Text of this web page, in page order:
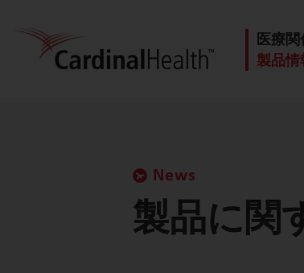
医療
製品情
News
製品に関